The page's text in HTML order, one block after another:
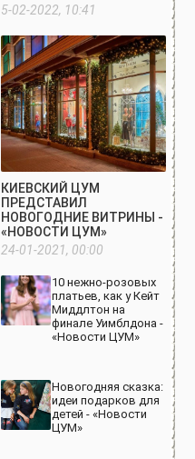
5-02-2022, 10:41
КИЕВСКИЙ ЦУМ
ПРЕДСТАВИЛ
НОВОГОДНИЕ ВИТРИНЫ -
«НОВОСТИ ЦУМ»
24-01-2021, 00:00
10 нежно-розовых
платьев, как у Кейт
Миддлтон на
финале Уимблдона -
«Новости ЦУМ»
Новогодняя сказка:
идеи подарков для
детей - «Новости
ЦУМ»